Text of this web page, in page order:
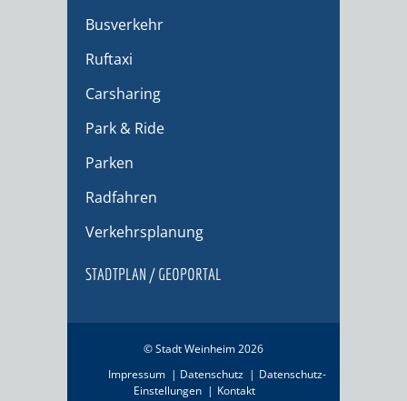
Busverkehr
Ruftaxi
Carsharing
Park & Ride
Parken
Radfahren
Verkehrsplanung
STADTPLAN / GEOPORTAL
© Stadt Weinheim 2026
Impressum
Datenschutz
Datenschutz-
Einstellungen
Kontakt